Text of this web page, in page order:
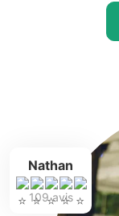
Nathan
109 avis